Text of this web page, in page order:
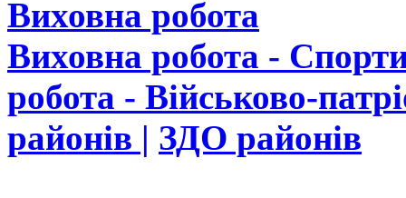
Виховна робота
Виховна робота -
робота - Військово-
районів | ЗДО районів